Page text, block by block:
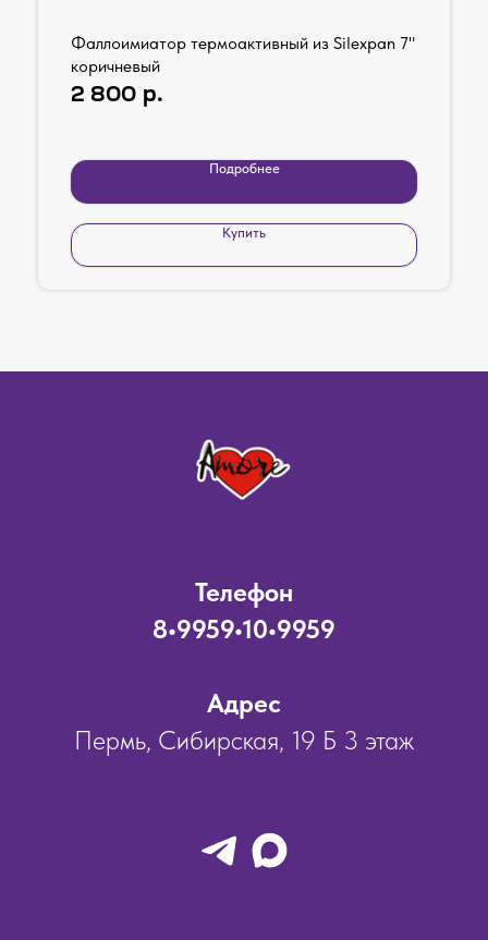
Фаллоимиатор термоактивный из Silexpan 7"
коричневый
2 800 р.
Подробнее
Купить
Телефон
8•9959•10•9959
Адрес
Пермь, Сибирская, 19 Б 3 этаж